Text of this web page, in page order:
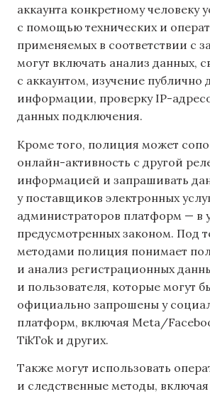
аккаунта конкретному человеку
с помощью технических и
применяемых в соответствии с
могут включать анализ данных,
с аккаунтом, изучение публично
информации, проверку IP-
данных подключения.
Кроме того, полиция может
онлайн-активность с другой
информацией и запрашивать
у поставщиков электронных
администраторов платформ — в
предусмотренных законом. Под
методами полиция понимает
и анализ регистрационных
и пользователя, которые могут
официально запрошены у
платформ, включая Meta/
TikTok и других.
Также могут использовать
и следственные методы,